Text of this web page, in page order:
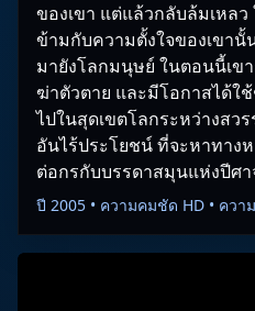
ของเขา แต่แล้วกลับล้มเหล
ข้ามกับความตั้งใจของเขานั้
มายังโลกมนุษย์ ในตอนนี้เข
ฆ่าตัวตาย และมีโอกาสได้ใ
ไปในสุดเขตโลกระหว่างสว
อันไร้ประโยชน์ ที่จะหาทาง
ต่อกรกับบรรดาสมุนแห่งปีศ
ปี 2005 • ความคมชัด HD • ควา